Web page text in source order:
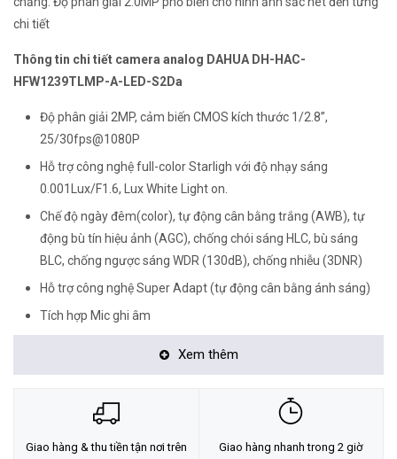
chi tiết
Thông tin chi tiết camera analog DAHUA DH-HAC-
HFW1239TLMP-A-LED-S2Da
Độ phân giải 2MP, cảm biến CMOS kích thước 1/2.8”,
25/30fps@1080P
Hỗ trợ công nghệ full-color Starligh với độ nhạy sáng
0.001Lux/F1.6, Lux White Light on.
Chế độ ngày đêm(color), tự động cân bằng trắng (AWB), tự
động bù tín hiệu ảnh (AGC), chống chói sáng HLC, bù sáng
BLC, chống ngược sáng WDR (130dB), chống nhiễu (3DNR)
Hỗ trợ công nghệ Super Adapt (tự động cân bằng ánh sáng)
Tích hợp Mic ghi âm
Chất liệu nhựa + kim loại, môi trường làm việc từ -40°C~+60°C
<Hotline: 0828.011.011 - (028)7300.2021 - VoHoang.vn>
Xem thêm
Giao hàng & thu tiền tận nơi trên
Giao hàng nhanh trong 2 giờ